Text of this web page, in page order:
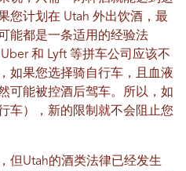
您计划在 Utah 外出饮酒，最
能都是一条适用的经验法
和 Lyft 等拼车公司应该不
如果您选择骑自行车，且血液
可能被控酒后驾车。所以，如
车），新的限制就不会阻止您
但Utah的酒类法律已经发生